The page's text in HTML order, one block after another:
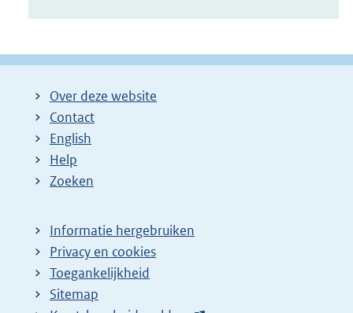
Over deze website
Contact
English
Help
Zoeken
Informatie hergebruiken
Privacy en cookies
Toegankelijkheid
Sitemap